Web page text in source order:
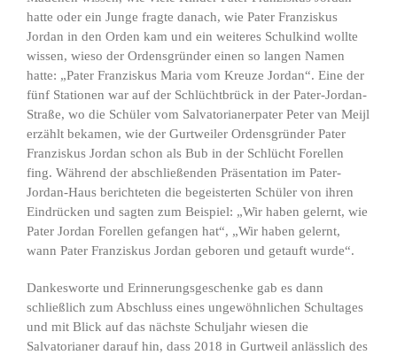
hatte oder ein Junge fragte danach, wie Pater Franziskus
Jordan in den Orden kam und ein weiteres Schulkind wollte
wissen, wieso der Ordensgründer einen so langen Namen
hatte: „Pater Franziskus Maria vom Kreuze Jordan“. Eine der
fünf Stationen war auf der Schlüchtbrück in der Pater-Jordan-
Straße, wo die Schüler vom Salvatorianerpater Peter van Meijl
erzählt bekamen, wie der Gurtweiler Ordensgründer Pater
Franziskus Jordan schon als Bub in der Schlücht Forellen
fing. Während der abschließenden Präsentation im Pater-
Jordan-Haus berichteten die begeisterten Schüler von ihren
Eindrücken und sagten zum Beispiel: „Wir haben gelernt, wie
Pater Jordan Forellen gefangen hat“, „Wir haben gelernt,
wann Pater Franziskus Jordan geboren und getauft wurde“.
Dankesworte und Erinnerungsgeschenke gab es dann
schließlich zum Abschluss eines ungewöhnlichen Schultages
und mit Blick auf das nächste Schuljahr wiesen die
Salvatorianer darauf hin, dass 2018 in Gurtweil anlässlich des